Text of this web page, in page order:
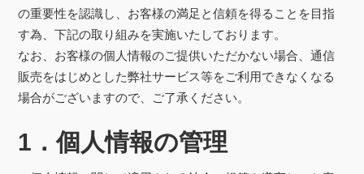
の重要性を認識し、お客様の満足と信頼を得ることを目指
す為、下記の取り組みを実施いたしております。
なお、お客様の個人情報のご提供いただかない場合、通信
販売をはじめとした弊社サービス等をご利用できなくなる
場合がございますので、ご了承ください。
1．個人情報の管理